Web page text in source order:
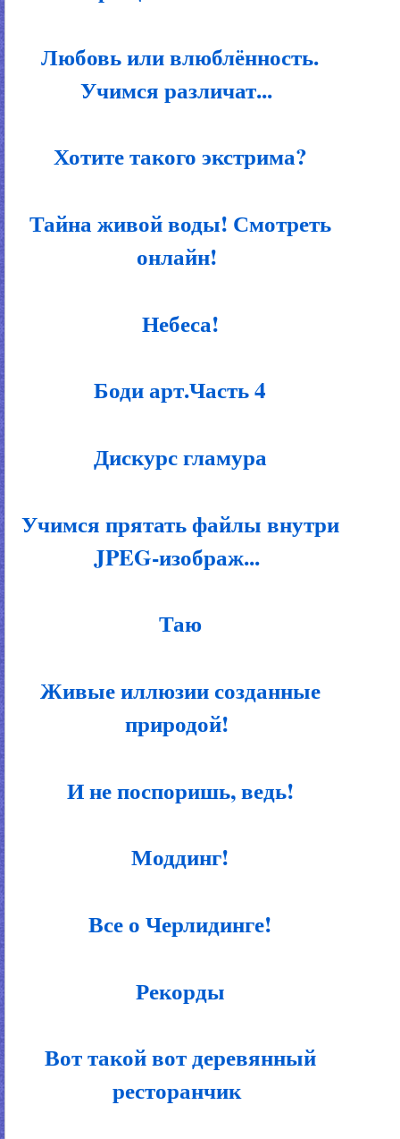
Любовь или влюблённость.
Учимся различат...
Хотите такого экстрима?
Тайна живой воды! Смотреть
онлайн!
Небеса!
Боди арт.Часть 4
Дискурс гламура
Учимся прятать файлы внутри
JPEG-изображ...
Таю
Живые иллюзии созданные
природой!
И не поспоришь, ведь!
Моддинг!
Все о Черлидинге!
Рекорды
Вот такой вот деревянный
ресторанчик